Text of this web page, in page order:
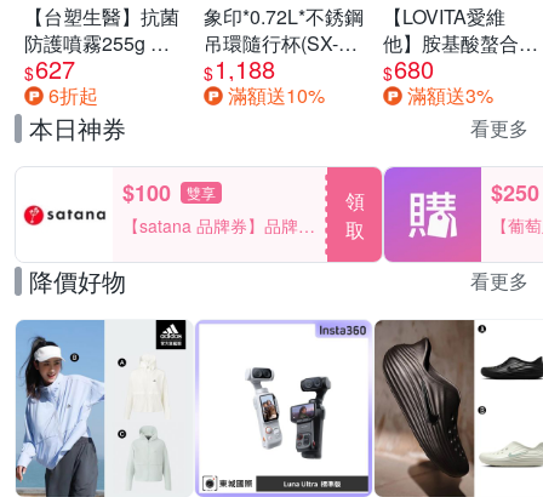
【台塑生醫】抗菌
防護噴霧255g 三
入組
$627
6折起
象印*0.72L*不銹鋼
吊環隨行杯(SX-
LA72H)
$1,188
滿額送10%
【LOVITA愛維
他】胺基酸螯合鋅
x2瓶30mg素食錠
(鋅錠)
$680
滿額送3%
本日神券 看更多
$100 雙享
【satana 品牌券】品牌週
一件折$100
領
取
$250
【葡
品滿
降價好物 看更多